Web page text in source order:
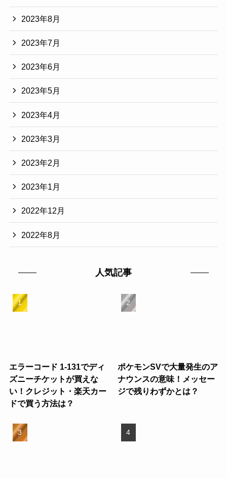
2023年8月
2023年7月
2023年6月
2023年5月
2023年4月
2023年3月
2023年2月
2023年1月
2022年12月
2022年8月
人気記事
エラーコード 1-131でディ
ズニーチケットが買えな
い！クレジット・楽天カー
ドで買う方法は？
ポケモンSVで大量発生のア
ナウンスの意味！メッセー
ジで残りわずかとは？